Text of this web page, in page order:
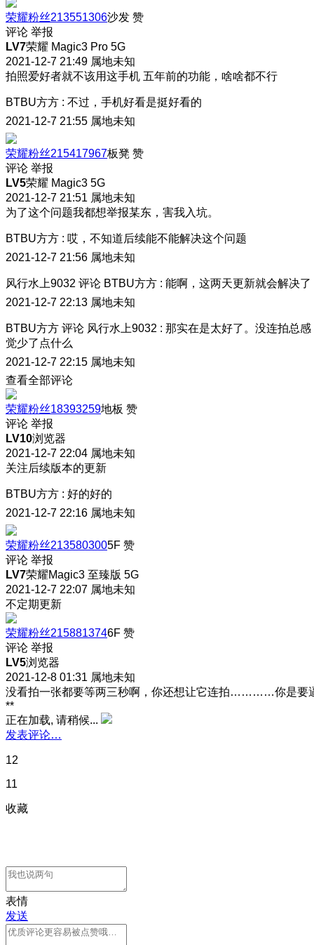
荣耀粉丝213551306沙发 赞
评论 举报
LV7荣耀 Magic3 Pro 5G
2021-12-7 21:49 属地未知
拍照爱好者就不该用这手机 五年前的功能，啥啥都不行
BTBU方方 : 不过，手机好看是挺好看的
2021-12-7 21:55 属地未知
荣耀粉丝215417967板凳 赞
评论 举报
LV5荣耀 Magic3 5G
2021-12-7 21:51 属地未知
为了这个问题我都想举报某东，害我入坑。
BTBU方方 : 哎，不知道后续能不能解决这个问题
2021-12-7 21:56 属地未知
风行水上9032 评论 BTBU方方 : 能啊，这两天更新就会解决了
2021-12-7 22:13 属地未知
BTBU方方 评论 风行水上9032 : 那实在是太好了。没连拍总感
觉少了点什么
2021-12-7 22:15 属地未知
查看全部评论
荣耀粉丝18393259地板 赞
评论 举报
LV10浏览器
2021-12-7 22:04 属地未知
关注后续版本的更新
BTBU方方 : 好的好的
2021-12-7 22:16 属地未知
荣耀粉丝2135803005F 赞
评论 举报
LV7荣耀Magic3 至臻版 5G
2021-12-7 22:07 属地未知
不定期更新
荣耀粉丝2158813746F 赞
评论 举报
LV5浏览器
2021-12-8 01:31 属地未知
没看拍一张都要等两三秒啊，你还想让它连拍…………你是要
**
正在加载, 请稍候...
发表评论…
12
11
收藏
表情
发送